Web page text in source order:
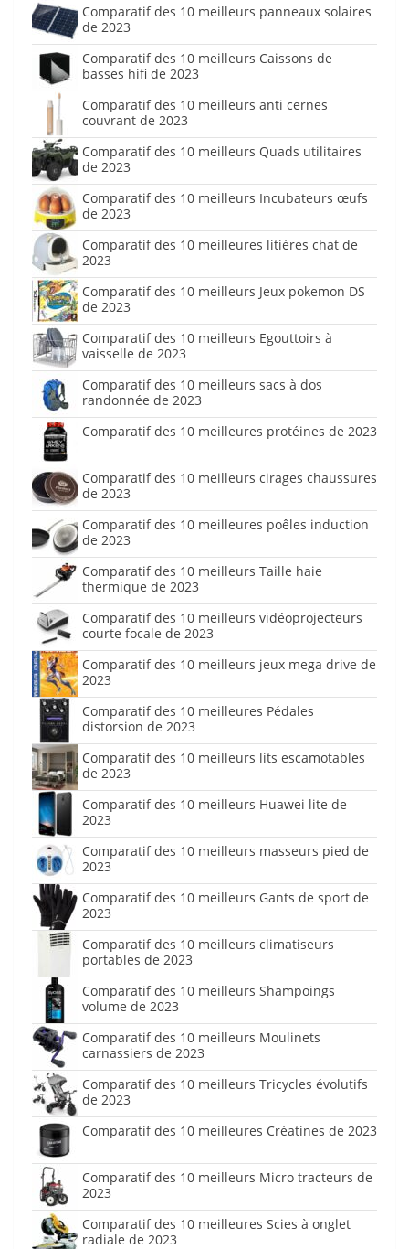
Comparatif des 10 meilleurs panneaux solaires
de 2023
Comparatif des 10 meilleurs Caissons de
basses hifi de 2023
Comparatif des 10 meilleurs anti cernes
couvrant de 2023
Comparatif des 10 meilleurs Quads utilitaires
de 2023
Comparatif des 10 meilleurs Incubateurs œufs
de 2023
Comparatif des 10 meilleures litières chat de
2023
Comparatif des 10 meilleurs Jeux pokemon DS
de 2023
Comparatif des 10 meilleurs Egouttoirs à
vaisselle de 2023
Comparatif des 10 meilleurs sacs à dos
randonnée de 2023
Comparatif des 10 meilleures protéines de 2023
Comparatif des 10 meilleurs cirages chaussures
de 2023
Comparatif des 10 meilleures poêles induction
de 2023
Comparatif des 10 meilleurs Taille haie
thermique de 2023
Comparatif des 10 meilleurs vidéoprojecteurs
courte focale de 2023
Comparatif des 10 meilleurs jeux mega drive de
2023
Comparatif des 10 meilleures Pédales
distorsion de 2023
Comparatif des 10 meilleurs lits escamotables
de 2023
Comparatif des 10 meilleurs Huawei lite de
2023
Comparatif des 10 meilleurs masseurs pied de
2023
Comparatif des 10 meilleurs Gants de sport de
2023
Comparatif des 10 meilleurs climatiseurs
portables de 2023
Comparatif des 10 meilleurs Shampoings
volume de 2023
Comparatif des 10 meilleurs Moulinets
carnassiers de 2023
Comparatif des 10 meilleurs Tricycles évolutifs
de 2023
Comparatif des 10 meilleures Créatines de 2023
Comparatif des 10 meilleurs Micro tracteurs de
2023
Comparatif des 10 meilleures Scies à onglet
radiale de 2023